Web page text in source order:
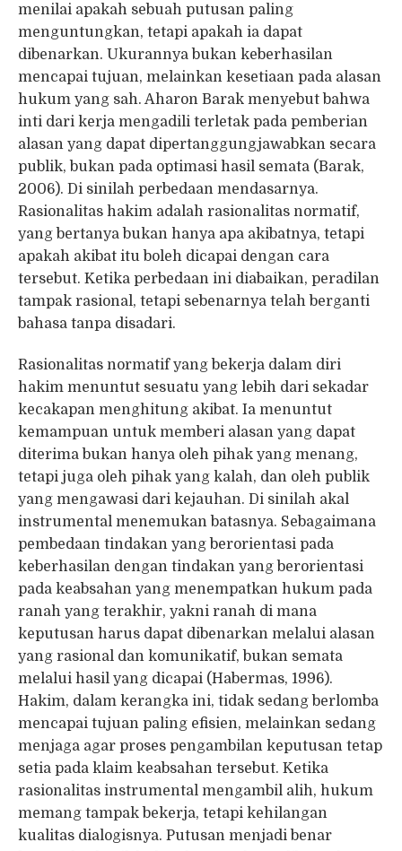
menilai apakah sebuah putusan paling
menguntungkan, tetapi apakah ia dapat
dibenarkan. Ukurannya bukan keberhasilan
mencapai tujuan, melainkan kesetiaan pada alasan
hukum yang sah. Aharon Barak menyebut bahwa
inti dari kerja mengadili terletak pada pemberian
alasan yang dapat dipertanggungjawabkan secara
publik, bukan pada optimasi hasil semata (Barak,
2006). Di sinilah perbedaan mendasarnya.
Rasionalitas hakim adalah rasionalitas normatif,
yang bertanya bukan hanya apa akibatnya, tetapi
apakah akibat itu boleh dicapai dengan cara
tersebut. Ketika perbedaan ini diabaikan, peradilan
tampak rasional, tetapi sebenarnya telah berganti
bahasa tanpa disadari.
Rasionalitas normatif yang bekerja dalam diri
hakim menuntut sesuatu yang lebih dari sekadar
kecakapan menghitung akibat. Ia menuntut
kemampuan untuk memberi alasan yang dapat
diterima bukan hanya oleh pihak yang menang,
tetapi juga oleh pihak yang kalah, dan oleh publik
yang mengawasi dari kejauhan. Di sinilah akal
instrumental menemukan batasnya. Sebagaimana
pembedaan tindakan yang berorientasi pada
keberhasilan dengan tindakan yang berorientasi
pada keabsahan yang menempatkan hukum pada
ranah yang terakhir, yakni ranah di mana
keputusan harus dapat dibenarkan melalui alasan
yang rasional dan komunikatif, bukan semata
melalui hasil yang dicapai (Habermas, 1996).
Hakim, dalam kerangka ini, tidak sedang berlomba
mencapai tujuan paling efisien, melainkan sedang
menjaga agar proses pengambilan keputusan tetap
setia pada klaim keabsahan tersebut. Ketika
rasionalitas instrumental mengambil alih, hukum
memang tampak bekerja, tetapi kehilangan
kualitas dialogisnya. Putusan menjadi benar